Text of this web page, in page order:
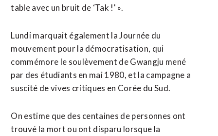
table avec un bruit de ‘Tak !' ».
Lundi marquait également la Journée du
‌mouvement pour la démocratisation, qui
commémore ‌le soulèvement de Gwangju mené
par des étudiants en mai 1980, et la campagne a
suscité de vives critiques en Corée du Sud.
On estime que des centaines de personnes ont
trouvé la mort ou ont disparu lorsque la